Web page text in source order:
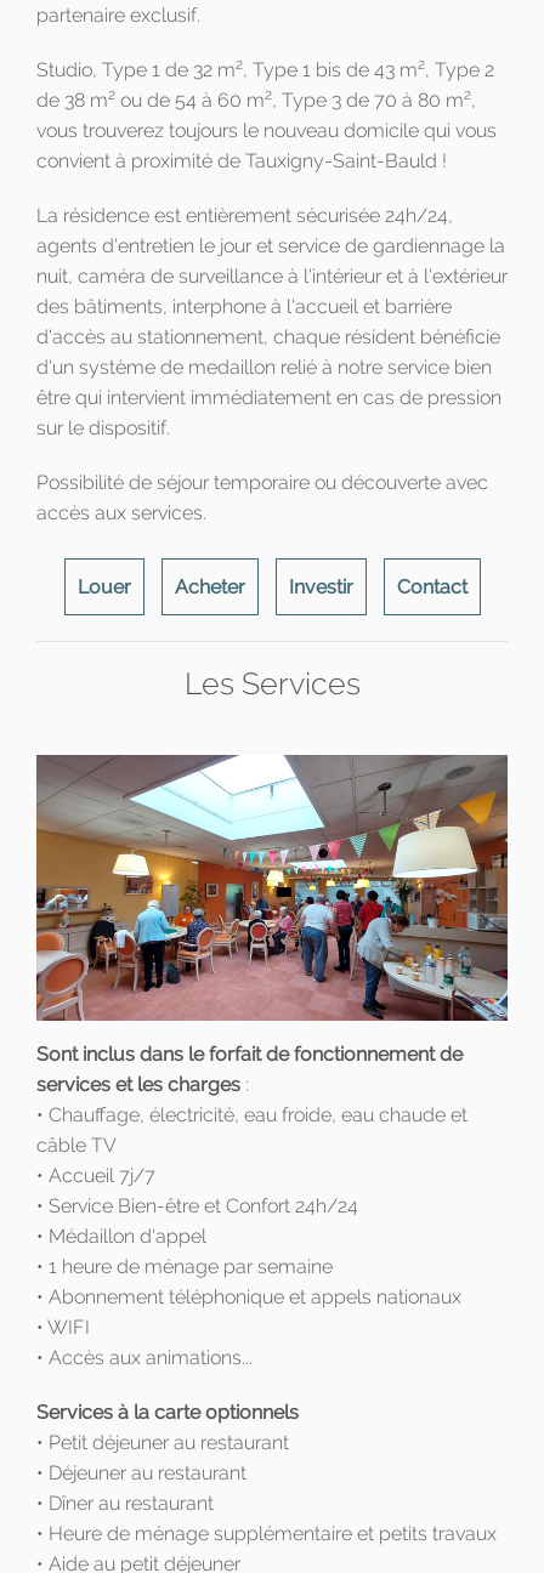
partenaire exclusif.
Studio, Type 1 de 32 m2, Type 1 bis de 43 m2, Type 2
de 38 m2 ou de 54 à 60 m2, Type 3 de 70 à 80 m2,
vous trouverez toujours le nouveau domicile qui vous
convient à proximité de Tauxigny-Saint-Bauld !
La résidence est entièrement sécurisée 24h/24,
agents d'entretien le jour et service de gardiennage la
nuit, caméra de surveillance à l'intérieur et à l'extérieur
des bâtiments, interphone à l'accueil et barrière
d'accès au stationnement, chaque résident bénéficie
d'un système de medaillon relié à notre service bien
être qui intervient immédiatement en cas de pression
sur le dispositif.
Possibilité de séjour temporaire ou découverte avec
accès aux services.
Louer Acheter Investir Contact
Les Services
Sont inclus dans le forfait de fonctionnement de
services et les charges :
• Chauffage, électricité, eau froide, eau chaude et
câble TV
• Accueil 7j/7
• Service Bien-être et Confort 24h/24
• Médaillon d'appel
• 1 heure de ménage par semaine
• Abonnement téléphonique et appels nationaux
• WIFI
• Accès aux animations...
Services à la carte optionnels
• Petit déjeuner au restaurant
• Déjeuner au restaurant
• Dîner au restaurant
• Heure de ménage supplémentaire et petits travaux
• Aide au petit déjeuner